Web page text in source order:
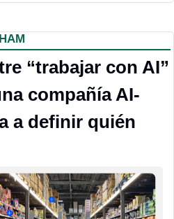
“trabajar con AI”
compañía AI-
a definir quién